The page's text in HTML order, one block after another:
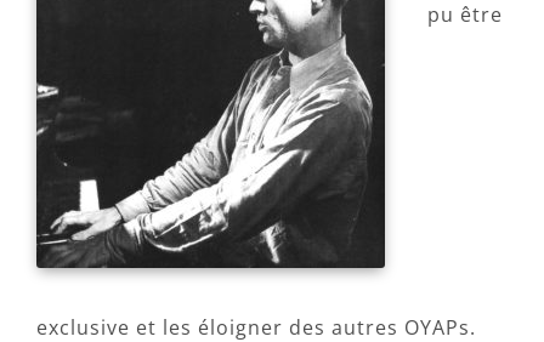
pu être
exclusive et les éloigner des autres OYAPs.